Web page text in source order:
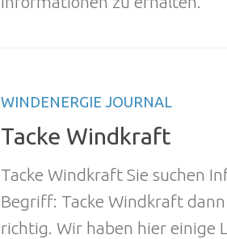
WINDENERGIE JOURNAL
Tacke Windkraft
Tacke Windkraft Sie suchen
Begriff: Tacke Windkraft
richtig. Wir haben hier einige